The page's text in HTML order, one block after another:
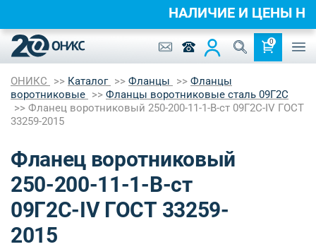
0
ОНИКС Каталог Фланцы
Фланцы
воротниковые
Фланцы воротниковые сталь 09Г2С
Фланец воротниковый 250-200-11-1-B-ст 09Г2С-IV ГОСТ
33259-2015
Фланец воротниковый
250-200-11-1-B-ст
09Г2С-IV ГОСТ 33259-
2015
НАЛИЧИЕ И ЦЕНЫ